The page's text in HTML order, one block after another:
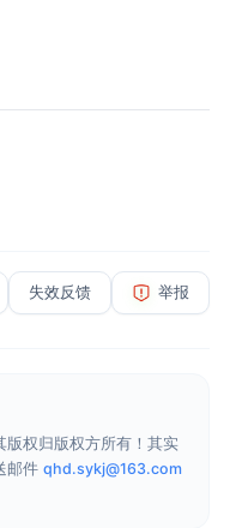
失效反馈 举报
版权归版权方所有！其实
邮件 qhd.sykj@163.com